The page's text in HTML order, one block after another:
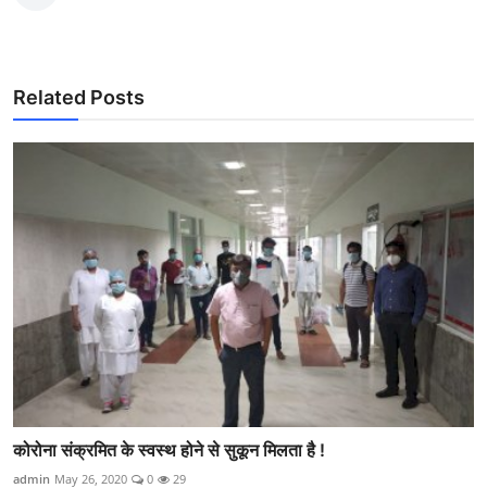
Related Posts
कोरोना संक्रमित के स्वस्थ होने से सुकून मिलता है !
admin May 26, 2020 0 29